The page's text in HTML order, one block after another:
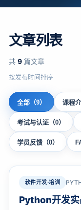
文章列表
共 9篇文章
按发布时间排序
全部（9） 课程
考试与认证（0）
学员反馈（0）
软件开发·培训
Python开发实